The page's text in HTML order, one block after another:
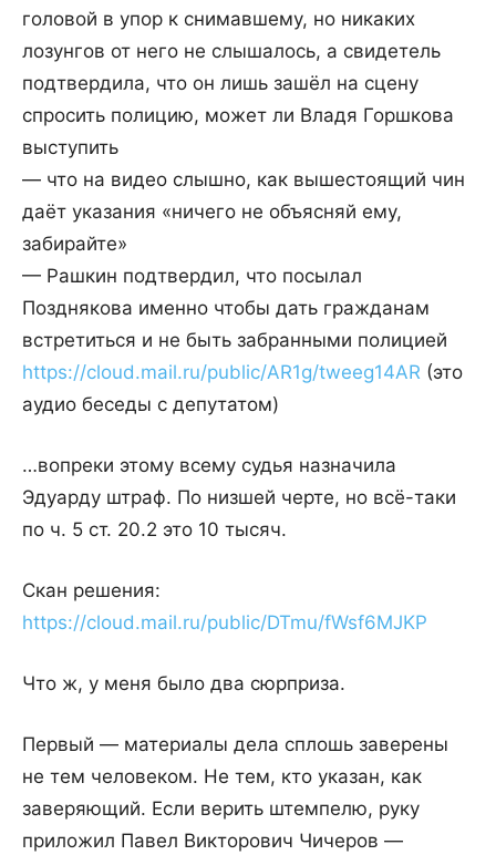
головой в упор к снимавшему, но никаких
лозунгов от него не слышалось, а свидетель
подтвердила, что он лишь зашёл на сцену
спросить полицию, может ли Владя Горшкова
выступить
— что на видео слышно, как вышестоящий чин
даёт указания «ничего не объясняй ему,
забирайте»
— Рашкин подтвердил, что посылал
Позднякова именно чтобы дать гражданам
встретиться и не быть забранными полицией
https://cloud.mail.ru/public/AR1g/tweeg14AR (это
аудио беседы с депутатом)
…вопреки этому всему судья назначила
Эдуарду штраф. По низшей черте, но всё-таки
по ч. 5 ст. 20.2 это 10 тысяч.
Скан решения:
https://cloud.mail.ru/public/DTmu/fWsf6MJKP
Что ж, у меня было два сюрприза.
Первый — материалы дела сплошь заверены
не тем человеком. Не тем, кто указан, как
заверяющий. Если верить штемпелю, руку
приложил Павел Викторович Чичеров —